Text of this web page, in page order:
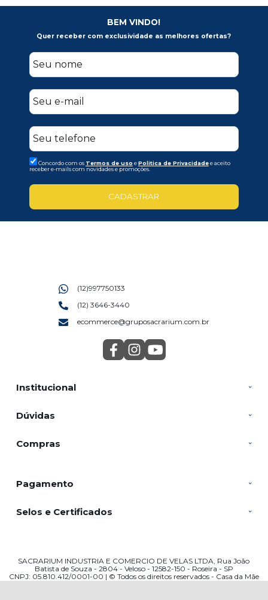
BEM VINDO!
Quer receber com exclusividade as melhores ofertas?
Concordo com os Termos de uso ePolitica de Privacidadee aceito
receber e-mails com novidades e promoções.
CADASTRAR
Institucional
Dúvidas
Compras
(12)997750133
(12) 3646-3440
ecommerce@gruposacrarium.com.br
Pagamento
Selos e Certificados
SACRARIUM INDUSTRIA E COMERCIO DE VELAS LTDA, Rua João
Batista de Souza - 2804 - Veloso - 12582-150 - Roseira - SP
CNPJ: 05.810.412/0001-00 | © Todos os direitos reservados - Casa da Mãe